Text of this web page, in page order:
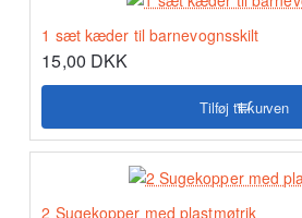
1 sæt kæder til barnevognsskilt
15,00 DKK
Tilføj til kurven
2 Sugekopper med plastmøtrik